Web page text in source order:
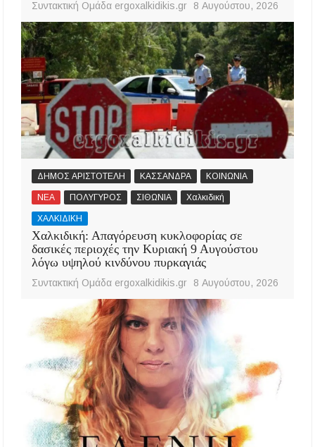
Συντακτική Ομάδα ergoxalkidikis.gr 8 Αυγούστου, 2026
ΔΗΜΟΣ ΑΡΙΣΤΟΤΕΛΗ ΚΑΣΣΑΝΔΡΑ ΚΟΙΝΩΝΙΑ
ΝΕΑ ΠΟΛΥΓΥΡΟΣ ΣΙΘΩΝΙΑ Χαλκιδική
ΧΑΛΚΙΔΙΚΗ
Χαλκιδική: Απαγόρευση κυκλοφορίας σε
δασικές περιοχές την Κυριακή 9 Αυγούστου
λόγω υψηλού κινδύνου πυρκαγιάς
Συντακτική Ομάδα ergoxalkidikis.gr 8 Αυγούστου, 2026